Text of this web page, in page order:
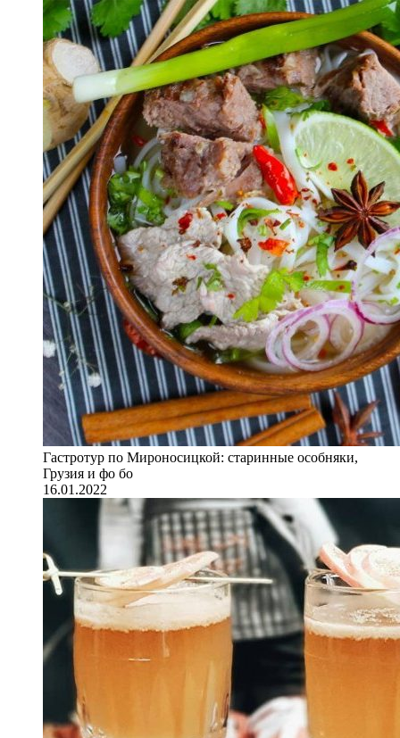
Гастротур по Мироносицкой: старинные особняки,
Грузия и фо бо
16.01.2022